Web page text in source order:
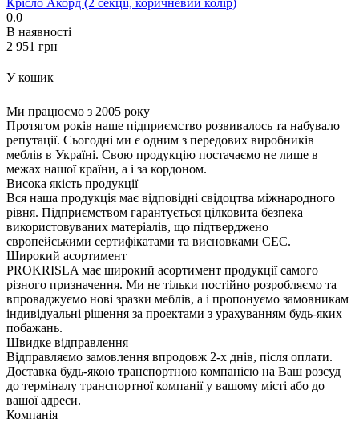
0.0
В наявності
‍2 951‍ грн
У кошик
Ми працюємо з 2005 року
Протягом років наше підприємство розвивалось та набувало
репутації. Сьогодні ми є одним з передових виробників
меблів в Україні. Свою продукцію постачаємо не лише в
межах нашої країни, а і за кордоном.
Висока якість продукції
Вся наша продукція має відповідні свідоцтва міжнародного
рівня. Підприємством гарантується цілковита безпека
використовуваних матеріалів, що підтверджено
європейськими сертифікатами та висновками СЕС.
Широкий асортимент
PROKRISLA має широкий асортимент продукції самого
різного призначення. Ми не тільки постійно розробляємо та
впроваджуємо нові зразки меблів, а і пропонуємо замовникам
індивідуальні рішення за проектами з урахуванням будь-яких
побажань.
Швидке відправлення
Відправляємо замовлення впродовж 2-х днів, після оплати.
Доставка будь-якою транспортною компанією на Ваш розсуд
до терміналу транспортної компанії у вашому місті або до
вашої адреси.
Компанія